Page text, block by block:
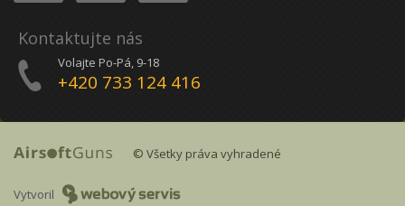
Kontaktujte nás
Volajte Po-Pá, 9-18
+420 733 124 416
© Všetky práva vyhradené
Vytvoril